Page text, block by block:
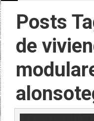
Posts
de